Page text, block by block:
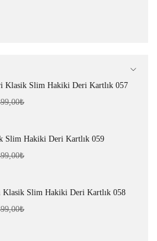
Klasik Slim Hakiki Deri Kartlık 057
₺
Slim Hakiki Deri Kartlık 059
₺
Klasik Slim Hakiki Deri Kartlık 058
₺